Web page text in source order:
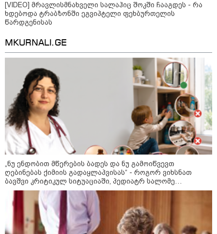
22:45 / 07-08-2026
დეტალები ხდება ცნობილი
ბანგკოკში მომხდარი
ტრაგედიიდან
13:24 / 07-08-2026
ევროპაში საწვავის ფასები
მკვეთრად შეიცვალა - რომელ
ქვეყნებშია ბენზინი ყველაზე
ძვირი და ყველაზე იაფი
09:05 / 07-08-2026
მკვლელობა პირდაპირ ეთერში:
ცნობილ "ტიკტოკერს" ლაივის
დროს ესროლეს, ის ადგილზე
გარდაიცვალა - რას ამბობს
მომხდარზე მექსიკის პოლიცია
23:15 / 06-08-2026
[VIDEO] მრავლისმნახველი სალაჰიც შოკში ჩააგდეს - რა
ხდებოდა ტრაბზონში ეგვიპტელი ფეხბურთელის
წარდგენისას
MKURNALI.GE
„ნუ ენდობით მწერების ბადეს და ნუ გამოიწვევთ
ღებინებას ქიმიის გადაყლაპვისას“ - როგორ ვიხსნათ
ბავშვი კრიტიკულ სიტუაციაში, პედიატრ სალომე
ახვლედიანის რჩევები